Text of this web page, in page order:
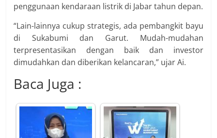
penggunaan kendaraan listrik di Jabar tahun depan.
“Lain-lainnya cukup strategis, ada pembangkit bayu
di Sukabumi dan Garut. Mudah-mudahan
terpresentasikan dengan baik dan investor
dimudahkan dan diberikan kelancaran,” ujar Ai.
Baca Juga :